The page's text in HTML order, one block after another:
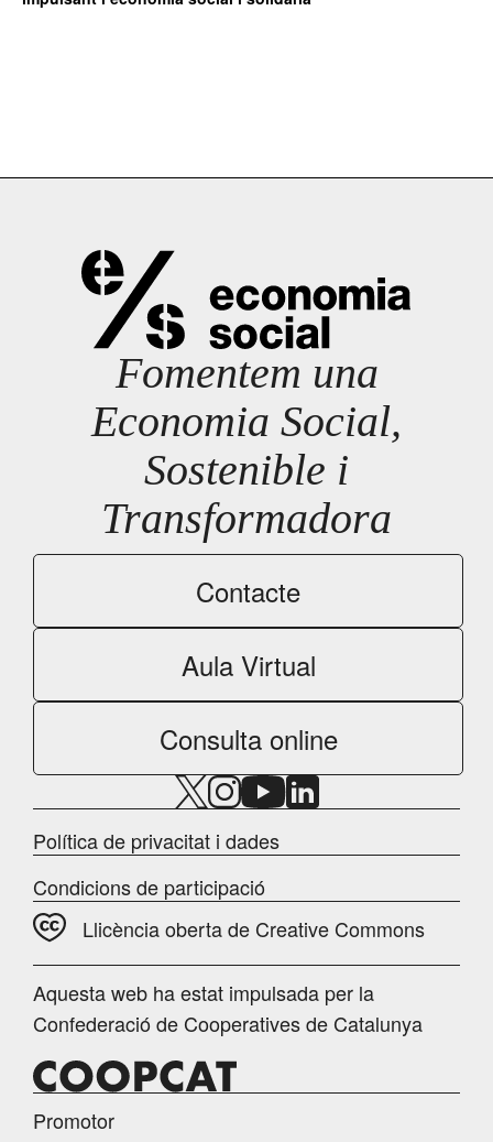
Fomentem una
Economia Social,
Sostenible i
Transformadora
Contacte
Aula Virtual
Consulta online
Política de privacitat i dades
Condicions de participació
Llicència oberta de Creative Commons
Aquesta web ha estat impulsada per la
Confederació de Cooperatives de Catalunya
Promotor